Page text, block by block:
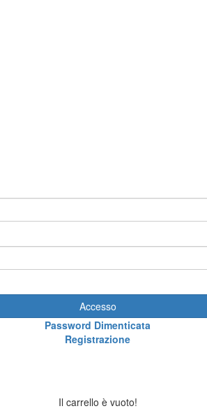
Accesso
Password Dimenticata
Registrazione
Il carrello è vuoto!